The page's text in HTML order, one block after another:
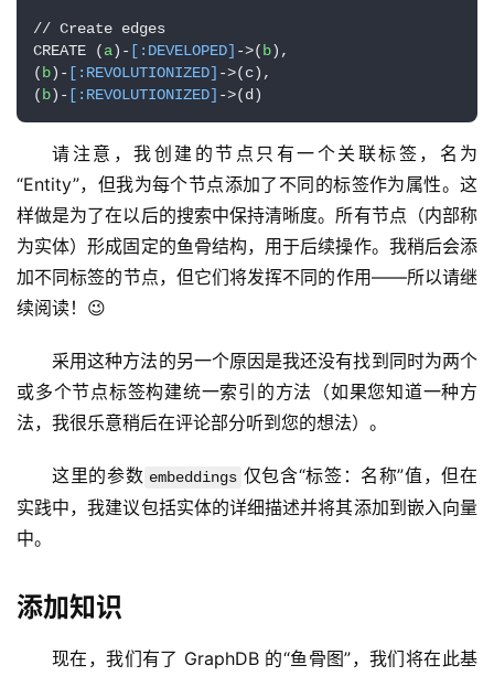
化
绘
// Create edges
CREATE (a)- [:DEVELOPED] ->( b),
( b)- [:REVOLUTIONIZED] ->(c),
( b)- [:REVOLUTIONIZED] ->(d)
请注意，我创建的节点只有一个关联标签，名为
“Entity”，但我为每个节点添加了不同的标签作为属性。这
样做是为了在以后的搜索中保持清晰度。所有节点（内部称
为实体）形成固定的鱼骨结构，用于后续操作。我稍后会添
加不同标签的节点，但它们将发挥不同的作用——所以请继
续阅读！😉
采用这种方法的另一个原因是我还没有找到同时为两个
或多个节点标签构建统一索引的方法（如果您知道一种方
法，我很乐意稍后在评论部分听到您的想法）。
这里的参数 embeddings 仅包含“标签：名称”值，但在
实践中，我建议包括实体的详细描述并将其添加到嵌入向量
中。
添加知识
现在，我们有了 GraphDB 的“鱼骨图”，我们将在此基